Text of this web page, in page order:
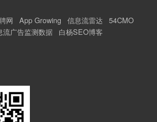
网 App Growing 信息流雷达
54CMO
流广告监测数据 白杨SEO博客